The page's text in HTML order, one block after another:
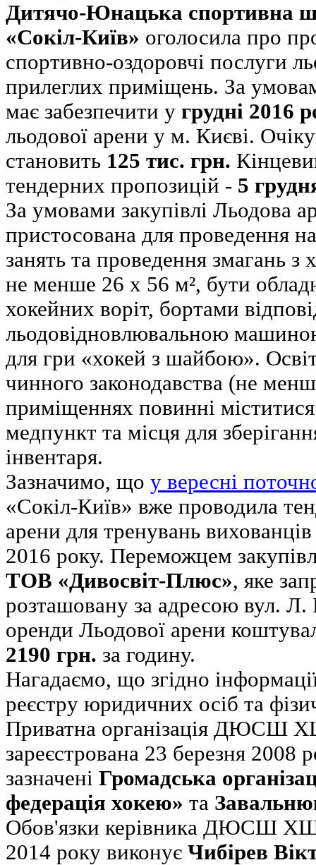
Дитячо-Юнацька спортивна
«Сокіл-Київ» оголосила про
спортивно-оздоровчі послуги
прилеглих приміщень. За
має забезпечити у грудні 2016
льодової арени у м. Києві.
становить 125 тис. грн.
тендерних пропозицій - 5
За умовами закупівлі Льодова
пристосована для проведення
занять та проведення змагань
не менше 26 х 56 м², бути
хокейних воріт, бортами
льодовідновлювальною
для гри «хокей з шайбою».
чинного законодавства (не
приміщеннях повинні
медпункт та місця для
інвентаря.
Зазначимо, що у вересні
«Сокіл-Київ» вже проводила
арени для тренувань
2016 року. Переможцем
ТОВ «Дивосвіт-Плюс», яке
розташовану за адресою вул. Л.
оренди Льодової арени
2190 грн. за годину.
Нагадаємо, що згідно
реєстру юридичних осіб та
Приватна організація ДЮСШ
зареєстрована 23 березня 2008
зазначені Громадська
федерація хокею» та
Обов'язки керівника ДЮСШ ХШ
2014 року виконує Чибірев